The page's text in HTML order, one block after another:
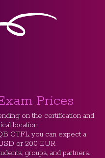
Prices
on the certification and
location
CTFL, you can expect a
or 200 EUR
groups, and partners.